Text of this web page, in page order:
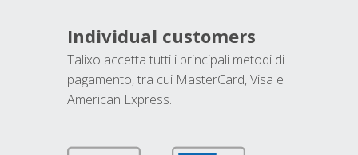
Individual customers
Talixo accetta tutti i principali metodi di
pagamento, tra cui MasterCard, Visa e
American Express.